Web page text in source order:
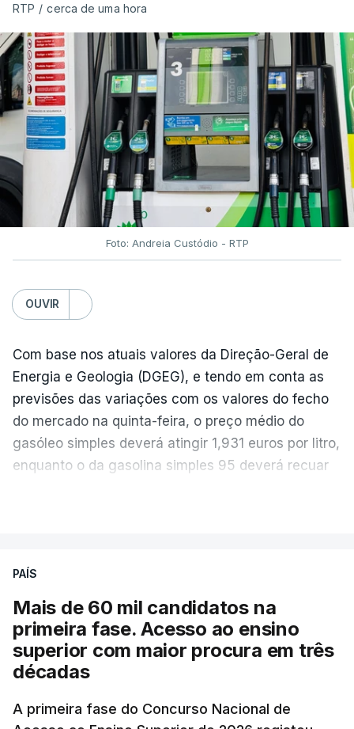
RTP / cerca de uma hora
Foto: Andreia Custódio - RTP
OUVIR
Com base nos atuais valores da Direção-Geral de
Energia e Geologia (DGEG), e tendo em conta as
previsões das variações com os valores do fecho
do mercado na quinta-feira, o preço médio do
gasóleo simples deverá atingir 1,931 euros por litro,
enquanto o da gasolina simples 95 deverá recuar
evolução das cotações internacionais do petróleo,
posto de abastecimento, a marca e a localização.
A atualização do desconto do Imposto sobre os
Produtos Petrolíferos (ISP) também poderá
PAÍS
Mais de 60 mil candidatos na
primeira fase. Acesso ao ensino
superior com maior procura em três
décadas
A primeira fase do Concurso Nacional de